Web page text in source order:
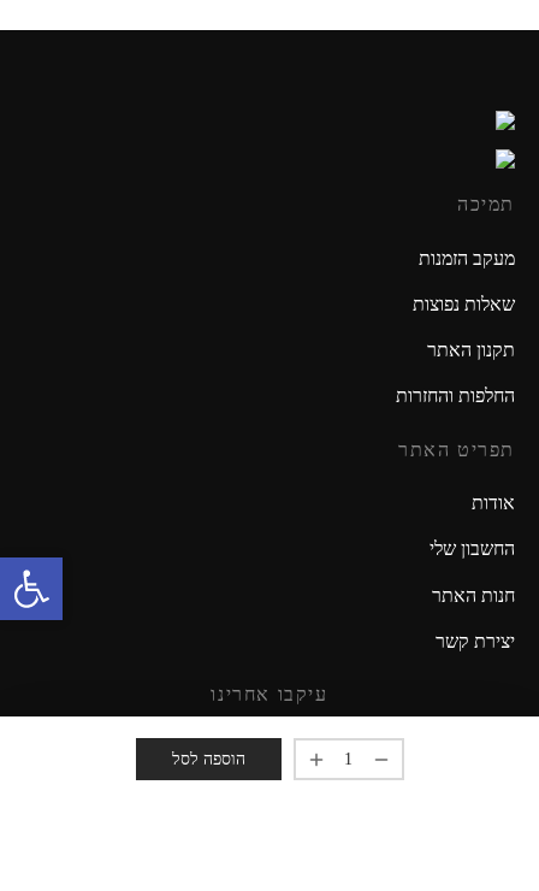
פתח סרגל נגישות
הוספה לסל
תמיכה
מעקב הזמנות
שאלות נפוצות
תקנון האתר
החלפות והחזרות
תפריט האתר
אודות
החשבון שלי
חנות האתר
יצירת קשר
עיקבו אחרינו
מזמינים אתכם להישאר מעודכנים!